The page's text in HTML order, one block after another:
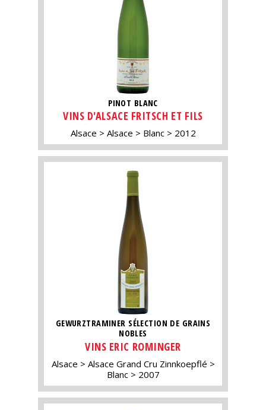
PINOT BLANC
VINS D'ALSACE FRITSCH ET FILS
Alsace Alsace Blanc 2012
GEWURZTRAMINER SÉLECTION DE GRAINS
NOBLES
VINS ERIC ROMINGER
Alsace
Alsace Grand Cru Zinnkoepflé
Blanc
2007